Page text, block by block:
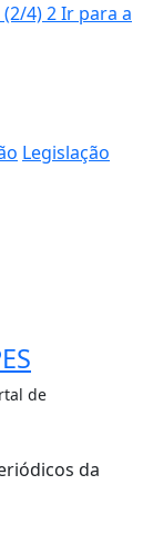
(2/4)2Ir para a
Legislação
de
da